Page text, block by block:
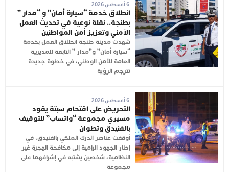
6 أغسطس 2026
انطلاق خدمة “سيارة أمان” و “مدار ”
بطنجة.. نقلة نوعية في تحديث العمل
الأمني وتعزيز أمن المواطنين
شهدت مدينة طنجة انطلاق العمل بخدمة
“سيارة أمان” و”مدار ” التابعة للمديرية
العامة للأمن الوطني، في خطوة جديدة
تترجم الرؤية
6 أغسطس 2026
التحريض على اقتحام سبتة يقود
مسيري مجموعة “واتساب” للتوقيف
بالفنيدق وتطوان
أوقفت عناصر الدرك الملكي بالفنيدق، في
إطار الجهود الرامية إلى مكافحة الهجرة غير
النظامية، شخصين يشتبه في إشرافهما على
مجموعة